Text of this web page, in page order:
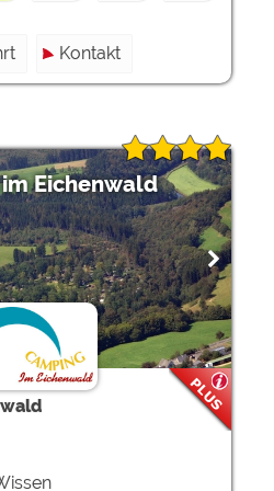
Kontakt
Eichenwald